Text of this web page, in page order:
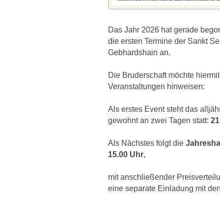
Das Jahr 2026 hat gerade
die ersten Termine der Sankt
Gebhardshain an.
Die Bruderschaft möchte
Veranstaltungen hinweisen:
Als erstes Event steht das
gewohnt an zwei Tagen statt:
Als Nächstes folgt die
15.00 Uhr,
mit anschließender
eine separate Einladung mit